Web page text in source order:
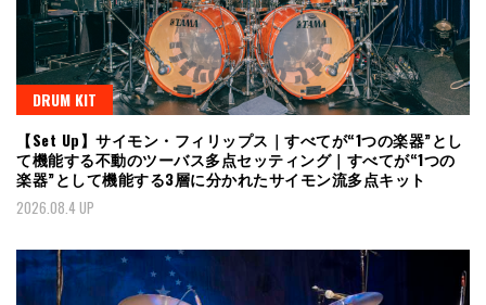
DRUM KIT
【Set Up】サイモン・フィリップス｜すべてが“1つの楽器”とし
て機能する不動のツーバス多点セッティング｜すべてが“1つの
楽器”として機能する3層に分かれたサイモン流多点キット
2026.08.4 UP